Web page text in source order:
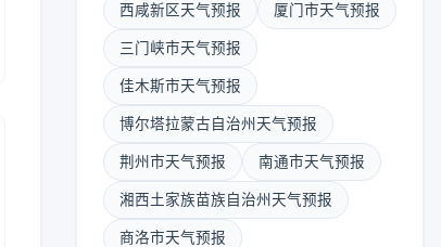
西咸新区天气预报 厦门市天气预报
三门峡市天气预报
佳木斯市天气预报
博尔塔拉蒙古自治州天气预报
荆州市天气预报 南通市天气预报
湘西土家族苗族自治州天气预报
商洛市天气预报